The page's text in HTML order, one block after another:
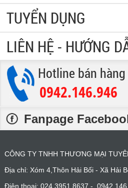
TUYỂN DỤNG
LIÊN HỆ - HƯỚNG
Hotline bán
0942.146.946
Fanpage
CÔNG TY TNHH THƯƠNG MẠI
Địa chỉ: Xóm 4,Thôn Hải Bối - Xã Hải
Điện thoại: 024.3951.8637 -